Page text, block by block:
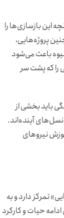
این بازسازی‌ها را
پروژه‌هایی،
باعث می‌شود
را که پشت سر
باید بخشی از
نسل‌های آینده‌اند.
نیروهای
تمرکز دارد و به
حیات و کارکرد